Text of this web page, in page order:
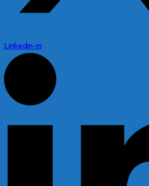
Linkedin-in